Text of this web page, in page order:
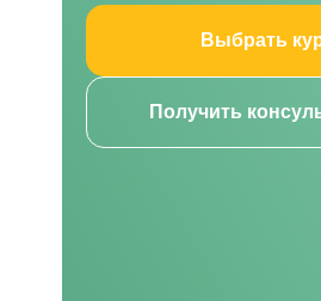
Выбрать
Получить